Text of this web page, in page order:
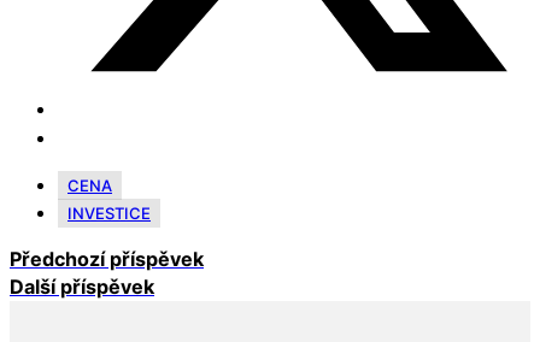
CENA
INVESTICE
Předchozí příspěvek
Další příspěvek